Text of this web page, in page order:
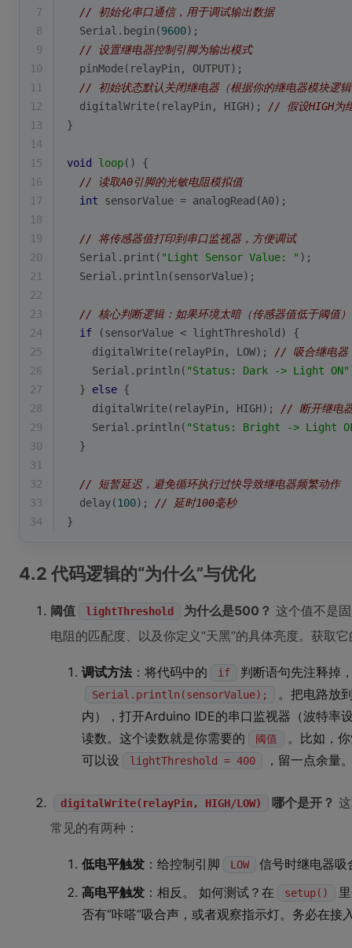
7
// 初始化串口通信，用于调试输出数据
8
  Serial.
begin (9600);
9
// 设置继电器控制引脚为输出模式
10
pinMode(relayPin, OUTPUT);
11
// 初始状态默认关闭继电器（根据你的继电器模块逻辑
12
digitalWrite(relayPin, HIGH); // 假设HIGH为
13
}
14
15
void loop()
{
16
// 读取A0引脚的光敏电阻模拟值
17
int sensorValue = analogRead (A0);
18
19
// 将传感器值打印到串口监视器，方便调试
20
  Serial.
print ( "Light Sensor Value: " );
21
  Serial.
println (sensorValue);
22
23
// 核心判断逻辑：如果环境太暗（传感器值低于阈值
24
if (sensorValue < lightThreshold) {
25
digitalWrite(relayPin, LOW); // 吸合继电器
26
    Serial.
println ( "Status: Dark -> Light ON"
27
  }
else {
28
digitalWrite(relayPin, HIGH); // 断开继电
29
    Serial.
println ( "Status: Bright -> Light
30
  }
31
32
// 短暂延迟，避免循环执行过快导致继电器频繁动作
33
delay(100); // 延时100毫秒
34
}
4.2 代码逻辑的“为什么”与优化
阈值 lightThreshold 为什么是500？ 这个值不是
电阻的匹配度、以及你定义“天黑”的具体亮度。获取
调试方法 ：将代码中的 if 判断语句先注释掉
Serial.println(sensorValue);
。把电路放
内），打开Arduino IDE的串口监视器（波特率
读数。这个读数就是你需要的
阈值
。比如，
可以设
lightThreshold = 400 ，留一点余量
digitalWrite(relayPin, HIGH/LOW) 哪个是开？
常见的有两种：
低电平触发 ：给控制引脚 LOW
信号时继电器吸
高电平触发 ：相反。 如何测试？在 setup()
否有“咔嗒”吸合声，或者观察指示灯。务必在接